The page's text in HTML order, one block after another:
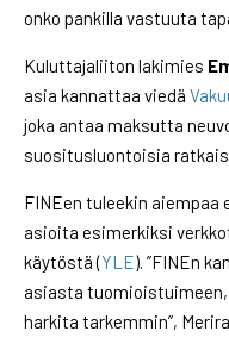
onko pankilla vastuuta
Kuluttajaliiton lakimies
asia kannattaa viedä
joka antaa maksutta
suositusluontoisia
FINEen tuleekin
asioita esimerkiksi
käytöstä (YLE). ”FINEn
asiasta
harkita tarkemmin”,